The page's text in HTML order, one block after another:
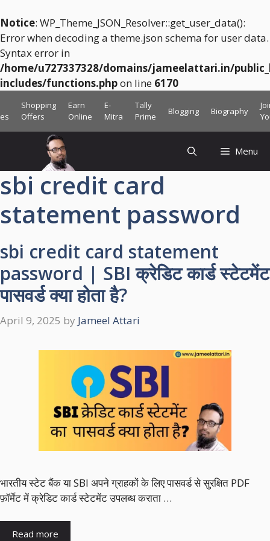
Notice: WP_Theme_JSON_Resolver::get_user_data():
Error when decoding a theme.json schema for user data.
Syntax error in
/home/u727337328/domains/jameelattari.in/
includes/functions.phpon line 6170
to
Shopping
Offers
Earn
Online
E-
Mitra
Tally
Prime
Blogging Biography
Menu
sbi credit card
statement password
sbi credit card statement
password | SBI क्रेडिट कार्ड स्टेटमेंट
पासवर्ड क्या होता है?
April 9, 2025 by Jameel Attari
भारतीय स्टेट बैंक या SBI अपने ग्राहकों के लिए पासवर्ड से सुरक्षित PDF
फ़ॉर्मेट में क्रेडिट कार्ड स्टेटमेंट उपलब्ध कराता …
Read more